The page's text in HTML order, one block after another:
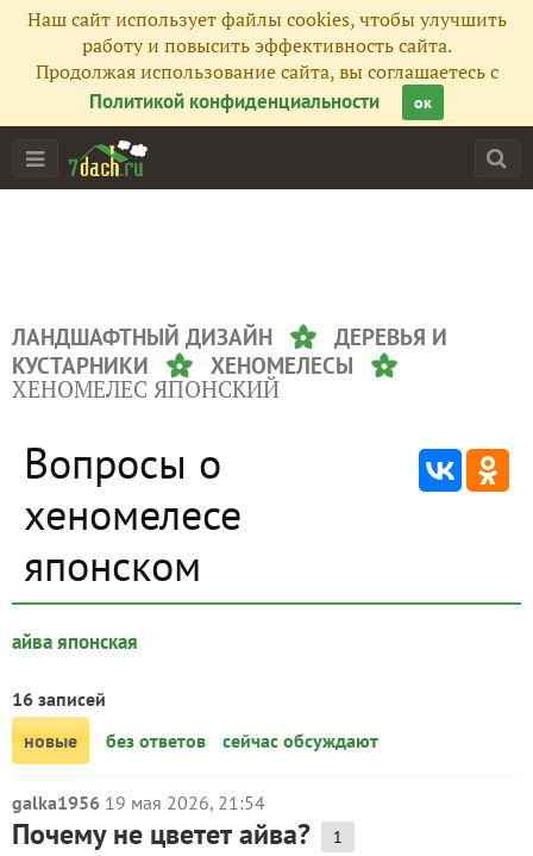
Наш сайт использует файлы cookies, чтобы улучшить
работу и повысить эффективность сайта.
Продолжая использование сайта, вы соглашаетесь с
Политикой конфиденциальности
ок
ЛАНДШАФТНЫЙ ДИЗАЙН
ДЕРЕВЬЯ И
КУСТАРНИКИ
ХЕНОМЕЛЕСЫ
ХЕНОМЕЛЕС ЯПОНСКИЙ
Вопросы о
хеномелесе
японском
айва японская
16 записей
новые
без ответов сейчас обсуждают
galka1956 19 мая 2026, 21:54
Почему не цветет айва? 1